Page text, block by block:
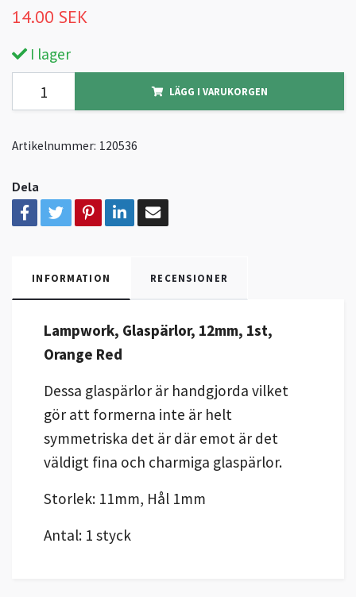
14.00 SEK
I lager
LÄGG I VARUKORGEN
Artikelnummer: 120536
Dela
INFORMATION RECENSIONER
Lampwork, Glaspärlor, 12mm, 1st,
Orange Red
Dessa glaspärlor är handgjorda vilket
gör att formerna inte är helt
symmetriska det är där emot är det
väldigt fina och charmiga glaspärlor.
Storlek: 11mm, Hål 1mm
Antal: 1 styck